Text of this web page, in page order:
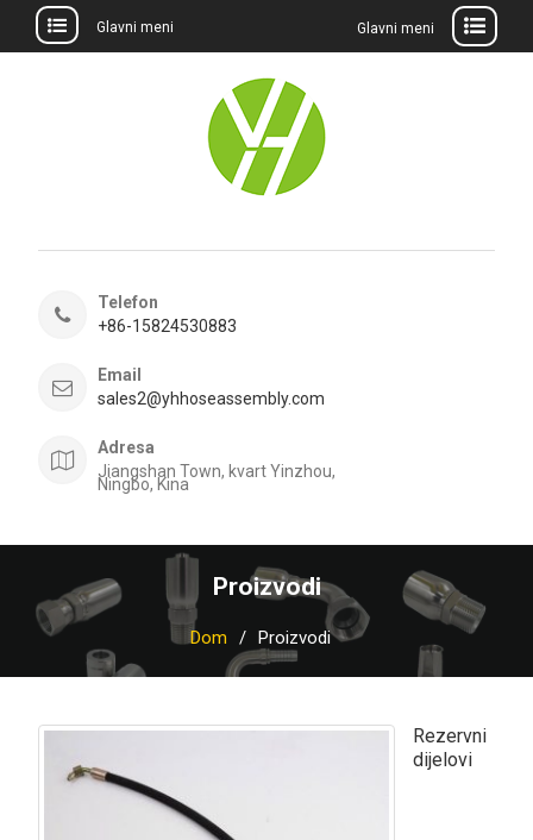
Glavni meni Glavni meni
Telefon
+86-15824530883
Email
sales2@yhhoseassembly.com
Adresa
Jiangshan Town, kvart Yinzhou,
Ningbo, Kina
Proizvodi
Dom Proizvodi
Rezervni
dijelovi